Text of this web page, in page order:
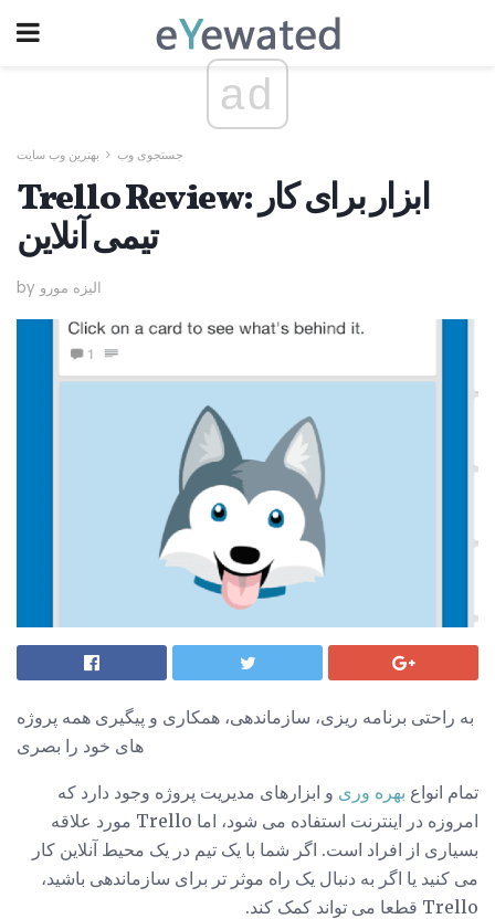
ad
جستجوی وب بهترین وب سایت
Trello Review: ابزار برای کار
تیمی آنلاین
by الیزه مورو
به راحتی برنامه ریزی، سازماندهی، همکاری و پیگیری همه پروژه
های خود را بصری
تمام انواع بهره وری و ابزارهای مدیریت پروژه وجود دارد که
امروزه در اینترنت استفاده می شود، اما Trello مورد علاقه
بسیاری از افراد است. اگر شما با یک تیم در یک محیط آنلاین کار
می کنید یا اگر به دنبال یک راه موثر تر برای سازماندهی باشید،
Trello قطعا می تواند کمک کند.